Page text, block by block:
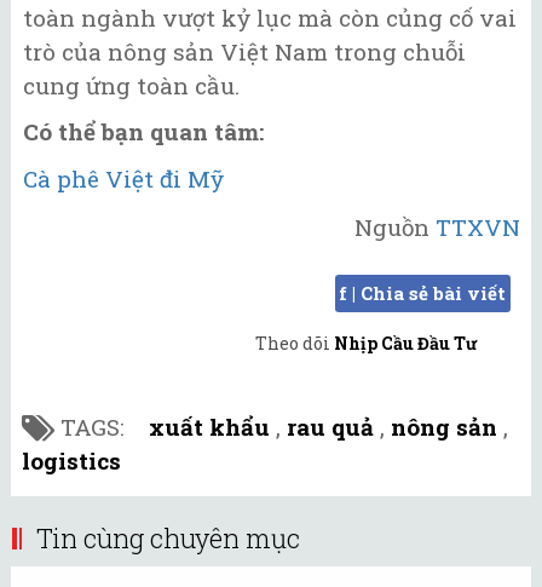
toàn ngành vượt kỷ lục mà còn củng cố vai
trò của nông sản Việt Nam trong chuỗi
cung ứng toàn cầu.
Có thể bạn quan tâm:
Cà phê Việt đi Mỹ
Nguồn TTXVN
f | Chia sẻ bài viết
Theo dõi Nhịp Cầu Đầu Tư
TAGS: xuất khẩu , rau quả , nông sản ,
logistics
Tin cùng chuyên mục